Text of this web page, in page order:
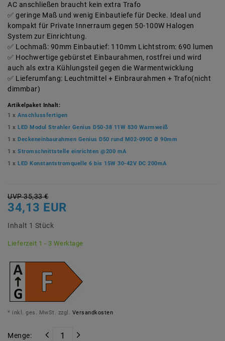
AC anschließen braucht kein extra Trafo
geringe Maß und wenig Einbautiefe für Decke. Ideal und
kompakt für Private Innerraum gegen 50-100W Halogen
System zur Einrichtung.
Lochmaß: 90mm Einbautief: 110mm Lichtstrom: 690 lumen
Hochwertige gebürstet Einbaurahmen, rostfrei und wird
auch als extra Kühlungsteil gegen die Warmentwicklung
Lieferumfang: Leuchtmittel + Einbraurahmen + Trafo(nicht
dimmbar)
Artikelpaket Inhalt:
1 x Anschlussfertigen
1 x LED Modul Strahler Genius D50-38 11W 830 Warmweiß
1 x Deckeneinbaurahmen Genius D50 rund M02-090C Ø 90mm
1 x Stromschnittstelle einrichten @200 mA
1 x LED Konstantstromquelle 6 bis 15W 30-42V DC 200mA
UVP 35,33 €
34,13 EUR
Inhalt 1 Stück
Lieferzeit 1 - 3 Werktage
* inkl. ges. MwSt. zzgl. Versandkosten
Menge: